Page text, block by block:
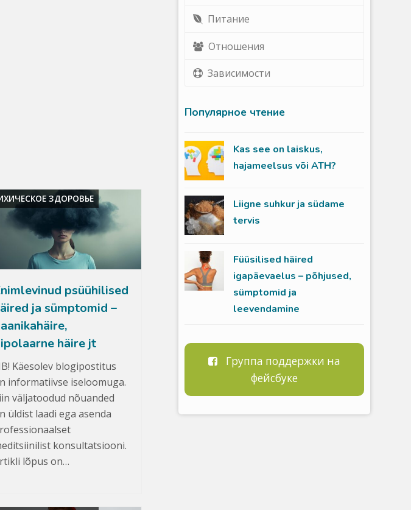
ЗДОРОВЬЕ
psüühilised
ja sümptomid –
häire jt
Käesolev blogipostitus
informatiivse iseloomuga.
väljatoodud nõuanded
üldist laadi ega asenda
konsultatsiooni.
lõpus on…
Питание
Отношения
Зависимости
Популярное чтение
Kas see on laiskus,
hajameelsus või ATH?
Liigne suhkur ja südame
tervis
Füüsilised häired
igapäevaelus – põhjused,
sümptomid ja
leevendamine
Группа поддержки на
фейсбуке